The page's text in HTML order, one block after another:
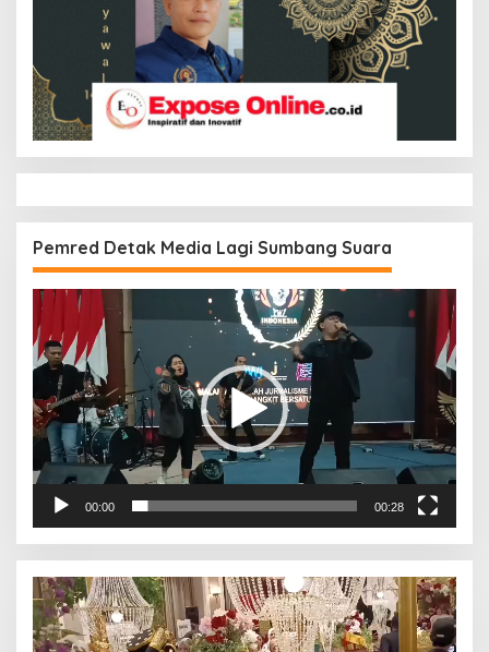
Pemred Detak Media Lagi Sumbang Suara
Pemutar
00:00 00:28
Pemutar
Video